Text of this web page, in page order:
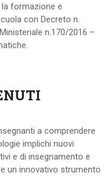
la formazione e
con Decreto n.
n.170/2016 –
a comprendere
implichi nuovi
e di insegnamento e
un innovativo strumento